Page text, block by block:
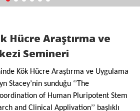
Hücre Araştırma ve
Semineri
Kök Hücre Araştırma ve Uygulama
Stacey’nin sunduğu ‘’The
of Human Pluripotent Stem
and Clinical Applivation’’ başlıklı